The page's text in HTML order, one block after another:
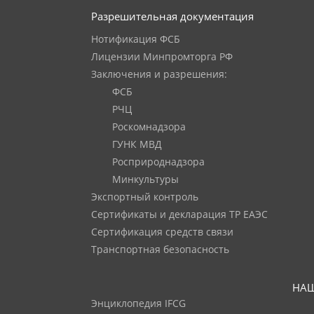
Разрешительная документация
Нотификация ФСБ
Лицензии Минпромторга РФ
Заключения и разрешения:
ФСБ
РЧЦ
Роскомнадзора
ГУНК МВД
Росприроднадзора
Минкультуры
Экспортный контроль
Сертификаты и декларация ТР ЕАЭС
Сертификация средств связи
Транспортная безопасность
Энциклопедия IFCG